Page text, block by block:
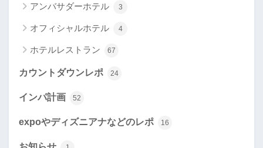
アンバサダーホテル 3
オフィシャルホテル 4
ホテルレストラン 67
カウントダウンレポ 24
インパ計画 52
expoやディズニアナなどのレポ 16